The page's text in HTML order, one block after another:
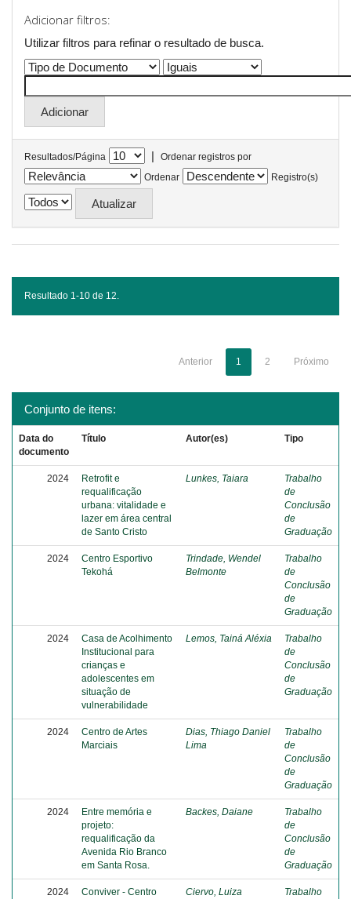
Adicionar filtros:
Utilizar filtros para refinar o resultado de busca.
Resultados/Página |
Ordenar registros por
Ordenar
Registro(s)
Resultado 1-10 de 12.
Anterior 1 2 Próximo
Conjunto de itens:
Data do
documento
Título Autor(es) Tipo
2024
Retrofit e
requalificação
urbana: vitalidade e
lazer em área central
de Santo Cristo
Lunkes, Taiara
Trabalho
de
Conclusão
de
Graduação
2024
Centro Esportivo
Tekohá
Trindade, Wendel
Belmonte
Trabalho
de
Conclusão
de
Graduação
2024
Casa de Acolhimento
Institucional para
crianças e
adolescentes em
situação de
vulnerabilidade
Lemos, Tainá Aléxia
Trabalho
de
Conclusão
de
Graduação
2024
Centro de Artes
Marciais
Dias, Thiago Daniel
Lima
Trabalho
de
Conclusão
de
Graduação
2024
Entre memória e
projeto:
requalificação da
Avenida Rio Branco
em Santa Rosa.
Backes, Daiane
Trabalho
de
Conclusão
de
Graduação
2024
Conviver - Centro
Ciervo, Luiza
Trabalho